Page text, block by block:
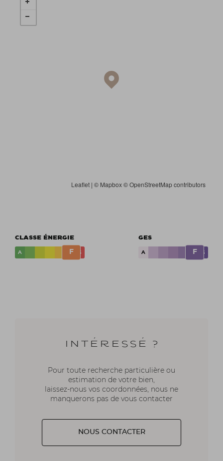
Leaflet | © Mapbox©OpenStreetMap contributors
CLASSE ÉNERGIE
A G
F
GES
A G
F
Intéressé ?
Pour toute recherche particulière ou
estimation de votre bien,
laissez-nous vos coordonnées, nous ne
manquerons pas de vous contacter
NOUS CONTACTER